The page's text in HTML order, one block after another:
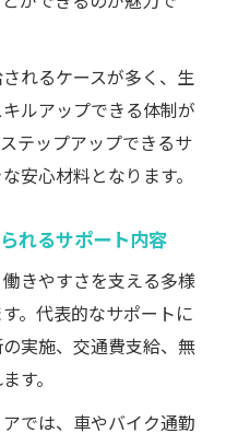
れるケースが多く、生
ルアップできる体制が
テップアップできるサ
安心材料となります。
れるサポート内容
きやすさを支える多様
。代表的なサポートに
実施、交通費支給、無
す。
では、車やバイク通勤